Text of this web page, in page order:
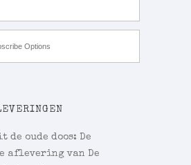
Options
de oude doos: De
aflevering van De